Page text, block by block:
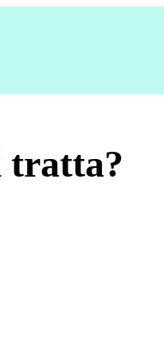
tratta?